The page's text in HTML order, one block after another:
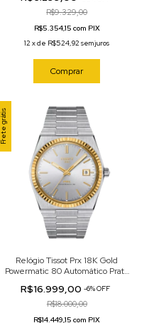
R$9.329,00
R$5.354,15 com PIX
12 xde R$524,92 sem juros
Comprar
Frete grátis
Relógio Tissot Prx 18K Gold
Powermatic 80 Automático Prata
R$16.999,00-6%OFF
R$18.000,00
R$14.449,15 com PIX